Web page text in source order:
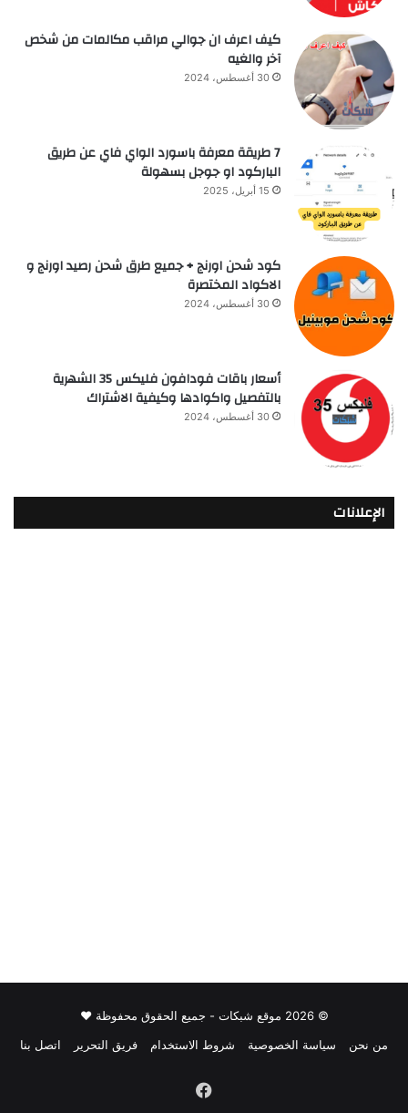
كيف اعرف ان جوالي مراقب مكالمات من شخص
آخر والغيه
30 أغسطس، 2024
7 طريقة معرفة باسورد الواي فاي عن طريق
الباركود او جوجل بسهولة
15 أبريل، 2025
كود شحن اورنج + جميع طرق شحن رصيد اورنج و
الاكواد المختصرة
30 أغسطس، 2024
أسعار باقات فودافون فلیکس 35 الشهرية
بالتفصيل واكوادها وكيفية الاشتراك
30 أغسطس، 2024
الإعلانات
© 2026 موقع شبكات - جميع الحقوق محفوظة ♥
من نحن
سياسة الخصوصية شروط الاستخدام فريق التحرير اتصل بنا
فيسبوك